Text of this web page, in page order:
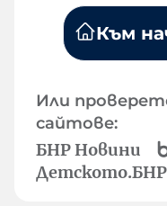
Към
Или
сайтове:
БНР Новини
Детското.БНР